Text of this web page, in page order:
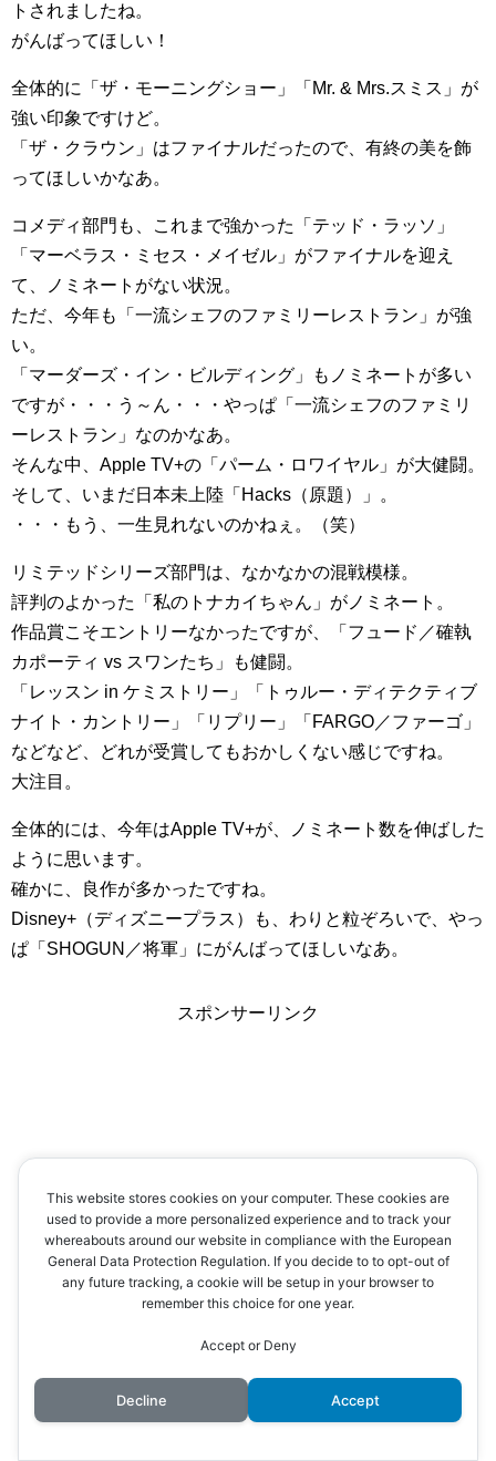
トされましたね。
がんばってほしい！
全体的に「ザ・モーニングショー」「Mr. & Mrs.スミス」が
強い印象ですけど。
「ザ・クラウン」はファイナルだったので、有終の美を飾
ってほしいかなあ。
コメディ部門も、これまで強かった「テッド・ラッソ」
「マーベラス・ミセス・メイゼル」がファイナルを迎え
て、ノミネートがない状況。
ただ、今年も「一流シェフのファミリーレストラン」が強
い。
「マーダーズ・イン・ビルディング」もノミネートが多い
ですが・・・う～ん・・・やっぱ「一流シェフのファミリ
ーレストラン」なのかなあ。
そんな中、Apple TV+の「パーム・ロワイヤル」が大健闘。
そして、いまだ日本未上陸「Hacks（原題）」。
・・・もう、一生見れないのかねぇ。（笑）
リミテッドシリーズ部門は、なかなかの混戦模様。
評判のよかった「私のトナカイちゃん」がノミネート。
作品賞こそエントリーなかったですが、「フュード／確執
カポーティ vs スワンたち」も健闘。
「レッスン in ケミストリー」「トゥルー・ディテクティブ
ナイト・カントリー」「リプリー」「FARGO／ファーゴ」
などなど、どれが受賞してもおかしくない感じですね。
大注目。
全体的には、今年はApple TV+が、ノミネート数を伸ばした
ように思います。
確かに、良作が多かったですね。
Disney+（ディズニープラス）も、わりと粒ぞろいで、やっ
ぱ「SHOGUN／将軍」にがんばってほしいなあ。
スポンサーリンク
This website stores cookies on your computer. These cookies are
used to provide a more personalized experience and to track your
whereabouts around our website in compliance with the European
General Data Protection Regulation. If you decide to to opt-out of
any future tracking, a cookie will be setup in your browser to
remember this choice for one year.
Accept or Deny
Decline Accept